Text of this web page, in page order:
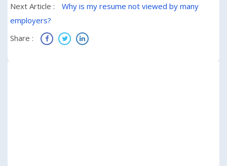
Next Article :
Why is my resume not viewed by many
employers?
Share :